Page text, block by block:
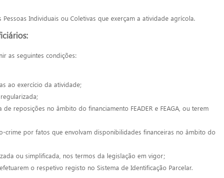
Individuais ou Coletivas que exerçam a atividade agrícola.
as seguintes condições:
ao exercício da atividade;
reposições no âmbito do financiamento FEADER e FEAGA, ou terem
crime por fatos que envolvam disponibilidades financeiras no âmbito do
ou simplificada, nos termos da legislação em vigor;
o respetivo registo no Sistema de Identificação Parcelar.